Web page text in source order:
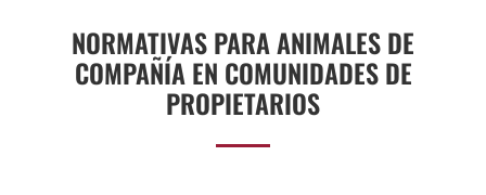
NORMATIVAS PARA ANIMALES DE
COMPAÑÍA EN COMUNIDADES DE
PROPIETARIOS